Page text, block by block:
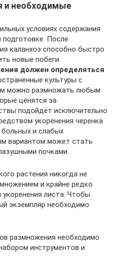
и необходимые
условиях содержания
После
каланхоэ способно быстро
новые побеги.
должен определяться
культуры с
можно размножать любым
ценятся за
подойдёт исключительно
укоренения черенка
и слабых
вариантом может стать
почками.
растения никогда не
и крайне редко
листа. Чтобы
экземпляр необходимо
размножения необходимо
инструментов и